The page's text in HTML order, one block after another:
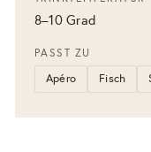
8–10 Grad
PASST ZU
Apéro Fisch